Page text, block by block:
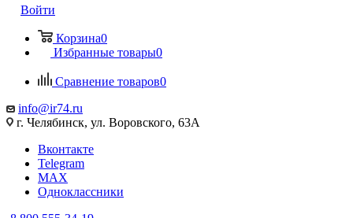
Войти
Корзина0
Избранные товары0
Сравнение товаров0
info@ir74.ru
г. Челябинск, ул. Воровского, 63А
Вконтакте
Telegram
MAX
Одноклассники